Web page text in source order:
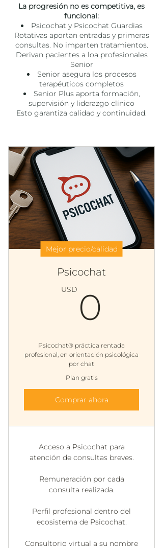
La progresión no es competitiva, es
funcional:
Psicochat y Psicochat Guardias
Rotativas aportan entradas y primeras
consultas. No imparten tratamientos.
Derivan pacientes a loa profesionales
Senior
Senior asegura los procesos
terapéuticos completos
Senior Plus aporta formación,
supervisión y liderazgo clínico
Esto garantiza calidad y continuidad.
Mejor precio/calidad
Psicochat
USD 0
Psicochat® práctica rentada
profesional, en orientación psicológica
por chat
Plan gratis
Comprar ahora
Acceso a Psicochat para
atención de consultas breves.
Remuneración por cada
consulta realizada.
Perfil profesional dentro del
ecosistema de Psicochat.
Consultorio virtual a su nombre